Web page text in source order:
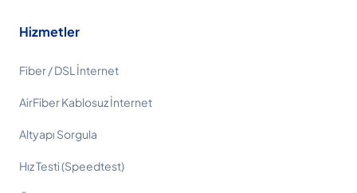
Hizmetler
Fiber / DSL İnternet
AirFiber Kablosuz İnternet
Altyapı Sorgula
Hız Testi (Speedtest)